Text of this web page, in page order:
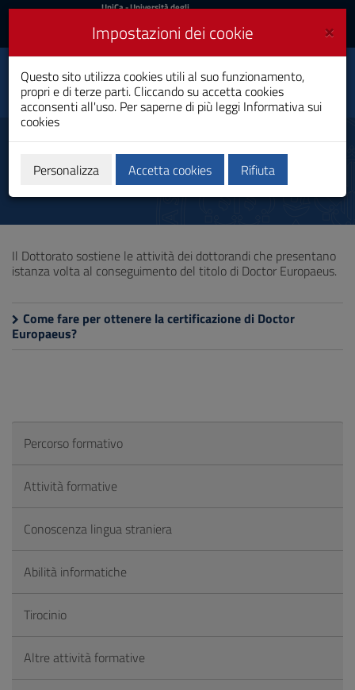
Vai
al
navigazione
sito
al
Footer
UniCa
Accedi
UniCa- Università degli
Accedi UniCA News
Toggle
navigation
Scienze Giuridiche
Dottorato di Ricerca
Doctor Europaeus
Il Dottorato sostiene le attività dei dottorandi che presentano
istanza volta al conseguimento del titolo di Doctor Europaeus.
Come fare per ottenere la certificazione di Doctor
Europaeus?
Percorso formativo
Attività formative
Conoscenza lingua straniera
Abilità informatiche
Tirocinio
Altre attività formative
×
Impostazioni dei cookie
Questo sito utilizza cookies utili al suo funzionamento,
propri e di terze parti. Cliccando su accetta cookies
acconsenti all'uso. Per saperne di più leggi Informativa sui
cookies
Personalizza Accetta cookies Rifiuta